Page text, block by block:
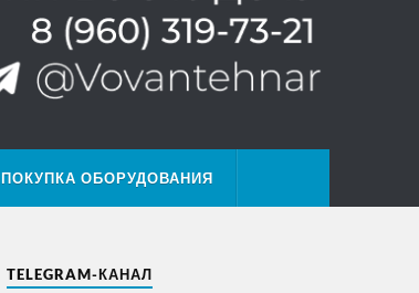
ПОКУПКА ОБОРУДОВАНИЯ
TELEGRAM-КАНАЛ